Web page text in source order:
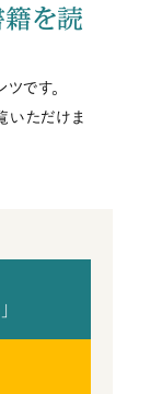
籍を読
です。
いただけま